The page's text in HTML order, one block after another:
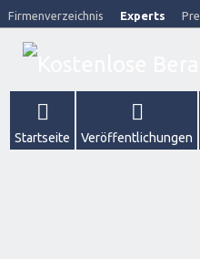
Firmenverzeichnis Experts
Startseite Veröffentlichungen